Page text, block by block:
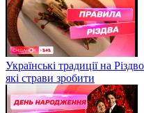
Українські традиції на
які страви зробити